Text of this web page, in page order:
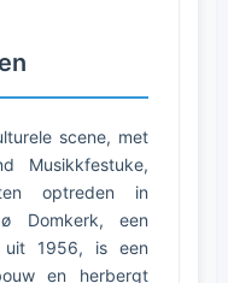
scene, met
Musikkfestuke,
optreden in
Domkerk, een
uit 1956, is een
en herbergt